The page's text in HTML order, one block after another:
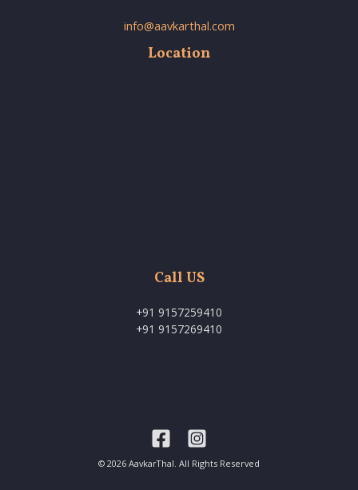
info@aavkarthal.com
Location
Call US
+91 9157259410
+91 9157269410
© 2026 AavkarThal. All Rights Reserved